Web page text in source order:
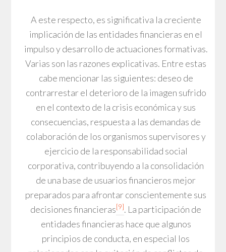
A este respecto, es significativa la creciente
implicación de las entidades financieras en el
impulso y desarrollo de actuaciones formativas.
Varias son las razones explicativas. Entre estas
cabe mencionar las siguientes: deseo de
contrarrestar el deterioro de la imagen sufrido
en el contexto de la crisis económica y sus
consecuencias, respuesta a las demandas de
colaboración de los organismos supervisores y
ejercicio de la responsabilidad social
corporativa, contribuyendo a la consolidación
de una base de usuarios financieros mejor
preparados para afrontar conscientemente sus
decisiones financieras[9]. La participación de
entidades financieras hace que algunos
principios de conducta, en especial los